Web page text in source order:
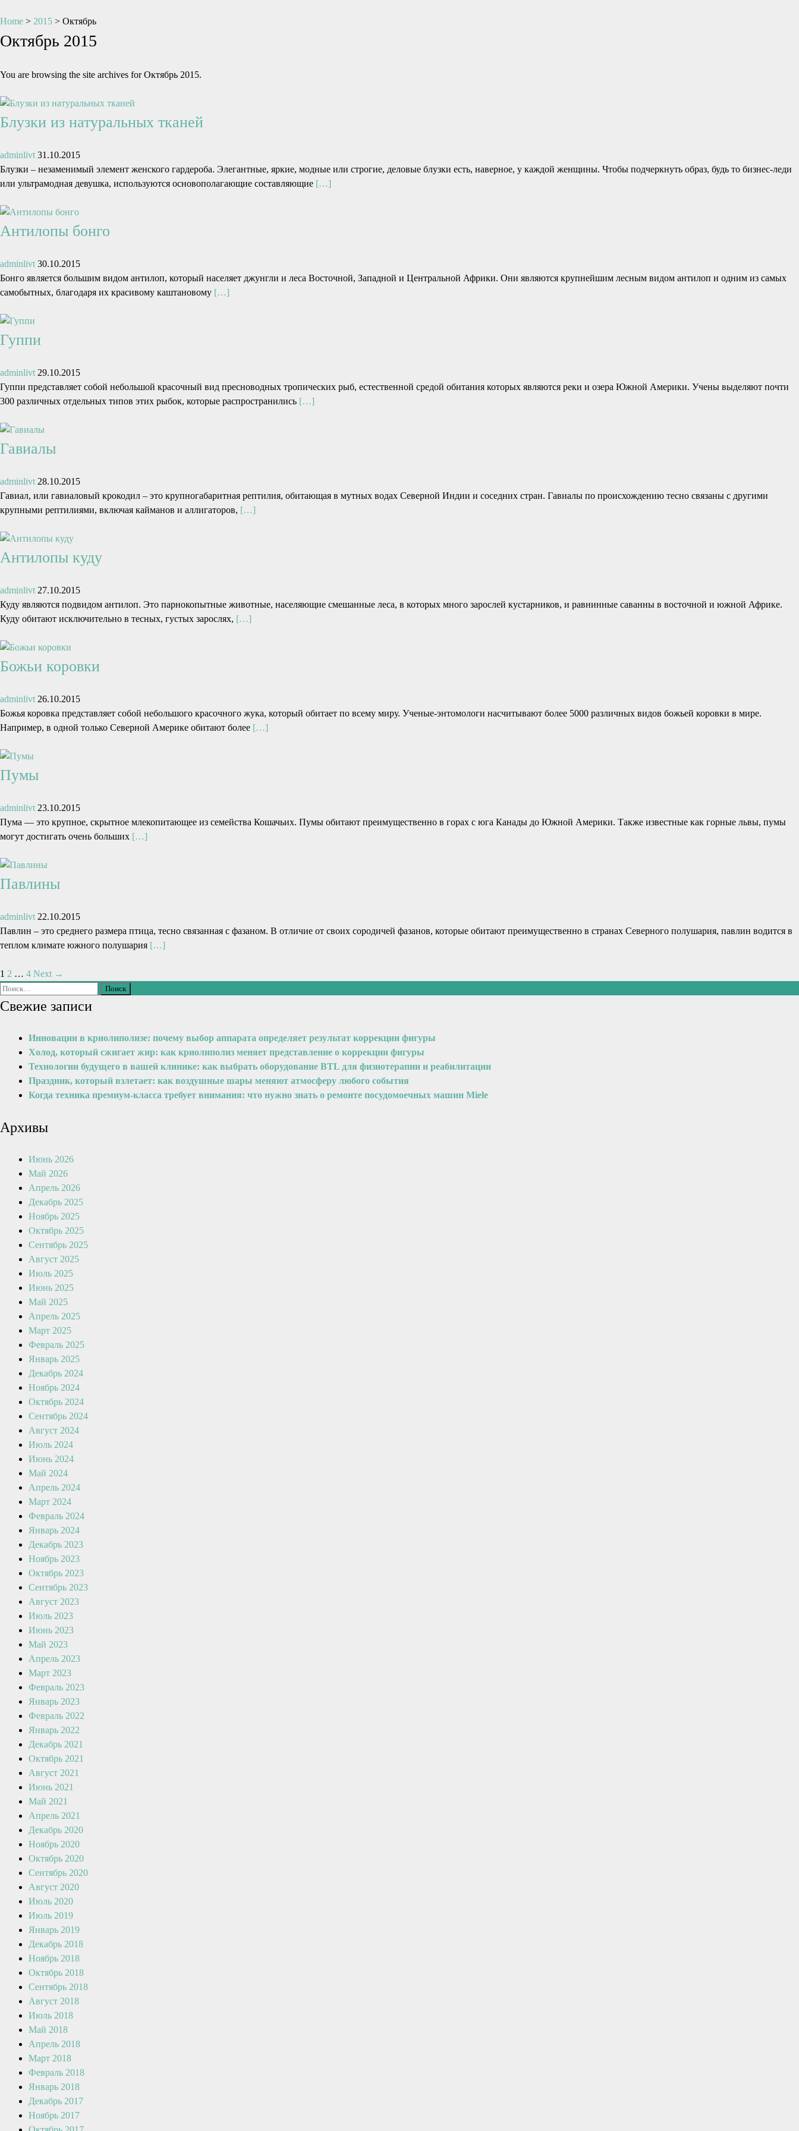
Home > 2015 > Октябрь
Октябрь 2015
You are browsing the site archives for Октябрь 2015.
Блузки из натуральных тканей
adminlivt 31.10.2015
Блузки – незаменимый элемент женского гардероба. Элегантные, яркие, модные или строгие, деловые блузки есть, наверное, у каждой женщины. Чтобы подчеркнуть образ, будь то бизнес-леди
или ультрамодная девушка, используются основополагающие составляющие […]
Антилопы бонго
adminlivt 30.10.2015
Бонго является большим видом антилоп, который населяет джунгли и леса Восточной, Западной и Центральной Африки. Они являются крупнейшим лесным видом антилоп и одним из самых
самобытных, благодаря их красивому каштановому […]
Гуппи
adminlivt 29.10.2015
Гуппи представляет собой небольшой красочный вид пресноводных тропических рыб, естественной средой обитания которых являются реки и озера Южной Америки. Учены выделяют почти
300 различных отдельных типов этих рыбок, которые распространились […]
Гавиалы
adminlivt 28.10.2015
Гавиал, или гавиаловый крокодил – это крупногабаритная рептилия, обитающая в мутных водах Северной Индии и соседних стран. Гавиалы по происхождению тесно связаны с другими
крупными рептилиями, включая кайманов и аллигаторов, […]
Антилопы куду
adminlivt 27.10.2015
Куду являются подвидом антилоп. Это парнокопытные животные, населяющие смешанные леса, в которых много зарослей кустарников, и равнинные саванны в восточной и южной Африке.
Куду обитают исключительно в тесных, густых зарослях, […]
Божьи коровки
adminlivt 26.10.2015
Божья коровка представляет собой небольшого красочного жука, который обитает по всему миру. Ученые-энтомологи насчитывают более 5000 различных видов божьей коровки в мире.
Например, в одной только Северной Америке обитают более […]
Пумы
adminlivt 23.10.2015
Пума — это крупное, скрытное млекопитающее из семейства Кошачьих. Пумы обитают преимущественно в горах с юга Канады до Южной Америки. Также известные как горные львы, пумы
могут достигать очень больших […]
Павлины
adminlivt 22.10.2015
Павлин – это среднего размера птица, тесно связанная с фазаном. В отличие от своих сородичей фазанов, которые обитают преимущественно в странах Северного полушария, павлин водится в
теплом климате южного полушария […]
1 2 … 4 Next →
Свежие записи
Инновации в криолиполизе: почему выбор аппарата определяет результат коррекции фигуры
Холод, который сжигает жир: как криолиполиз меняет представление о коррекции фигуры
Технологии будущего в вашей клинике: как выбрать оборудование BTL для физиотерапии и реабилитации
Праздник, который взлетает: как воздушные шары меняют атмосферу любого события
Когда техника премиум-класса требует внимания: что нужно знать о ремонте посудомоечных машин Miele
Архивы
Июнь 2026
Май 2026
Апрель 2026
Декабрь 2025
Ноябрь 2025
Октябрь 2025
Сентябрь 2025
Август 2025
Июль 2025
Июнь 2025
Май 2025
Апрель 2025
Март 2025
Февраль 2025
Январь 2025
Декабрь 2024
Ноябрь 2024
Октябрь 2024
Сентябрь 2024
Август 2024
Июль 2024
Июнь 2024
Май 2024
Апрель 2024
Март 2024
Февраль 2024
Январь 2024
Декабрь 2023
Ноябрь 2023
Октябрь 2023
Сентябрь 2023
Август 2023
Июль 2023
Июнь 2023
Май 2023
Апрель 2023
Март 2023
Февраль 2023
Январь 2023
Февраль 2022
Январь 2022
Декабрь 2021
Октябрь 2021
Август 2021
Июнь 2021
Май 2021
Апрель 2021
Декабрь 2020
Ноябрь 2020
Октябрь 2020
Сентябрь 2020
Август 2020
Июль 2020
Июль 2019
Январь 2019
Декабрь 2018
Ноябрь 2018
Октябрь 2018
Сентябрь 2018
Август 2018
Июль 2018
Май 2018
Апрель 2018
Март 2018
Февраль 2018
Январь 2018
Декабрь 2017
Ноябрь 2017